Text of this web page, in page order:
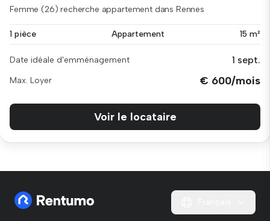
Femme (26) recherche appartement dans Rennes
1 pièce Appartement 15 m²
Date idéale d'emménagement 1 sept.
Max. Loyer € 600/mois
Voir le locataire